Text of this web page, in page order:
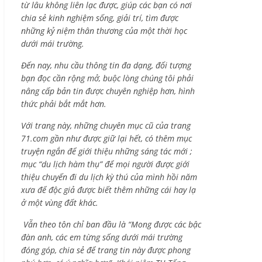
từ lâu không liên lạc được, giúp các bạn có nơi
chia sẻ kinh nghiệm sống, giải trí, tìm được
những kỷ niệm thân thương của một thời học
dưới mái trường.
Đến nay, nhu cầu thông tin đa dạng, đối tượng
bạn đọc cần rộng mở, buộc lòng chúng tôi phải
nâng cấp bản tin được chuyên nghiệp hơn, hình
thức phải bắt mắt hơn.
Với trang này, những chuyên mục cũ của trang
71.com gần như được giữ lại hết, có thêm mục
truyện ngắn để giới thiệu những sáng tác mới ;
mục “du lịch hàm thụ” để mọi người được giới
thiệu chuyến đi du lịch kỳ thú của mình hồi năm
xưa để độc giả được biết thêm những cái hay lạ
ở một vùng đất khác.
Vẫn theo tôn chỉ ban đầu là “Mong được các bậc
đàn anh, các em từng sống dưới mái trường
đóng góp, chia sẻ để trang tin này được phong